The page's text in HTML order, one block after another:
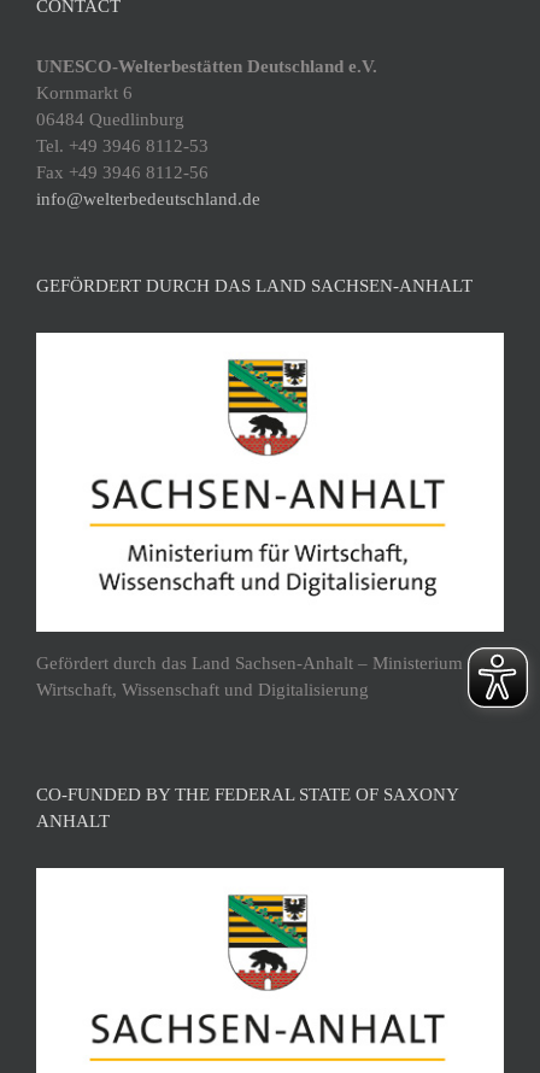
CONTACT
UNESCO-Welterbestätten Deutschland e.V.
Kornmarkt 6
06484 Quedlinburg
Tel. +49 3946 8112-53
Fax +49 3946 8112-56
info@welterbedeutschland.de
GEFÖRDERT DURCH DAS LAND SACHSEN-ANHALT
Gefördert durch das Land Sachsen-Anhalt – Ministerium für
Wirtschaft, Wissenschaft und Digitalisierung
CO-FUNDED BY THE FEDERAL STATE OF SAXONY
ANHALT